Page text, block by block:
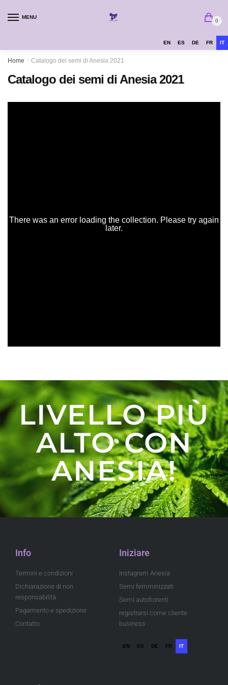
MENU
0
EN ES DE FR IT
Home / Catalogo dei semi di Anesia 2021
Catalogo dei semi di Anesia 2021
LIVELLO PIÙ
ALTO CON
ANESIA!
Info
Termini e condizioni
Dichiarazione di non
responsabilità
Pagamento e spedizione
Contatto
Iniziare
Instagram Anesia
Semi femminizzati
Semi autofiorenti
registrarsi come cliente
business
EN ES DE FR IT